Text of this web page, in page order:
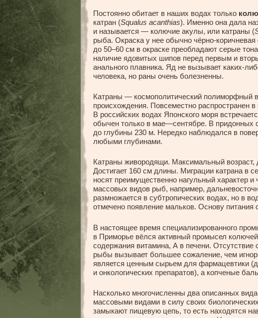
Постоянно обитает в наших водах только
катран (Squalus acanthias). Именно она дала
и называется — колючие акулы, или катраны (
рыба. Окраска у нее обычно чёрно-
до 50–60 см в окраске преобладают серые
наличие ядовитых шипов перед первым и
анального плавника. Яд не вызывает каких-
человека, но раны очень болезненны.
Катраны — космополитический полиморфный
происхождения. Повсеместно распространен в
В российских водах Японского моря
обычен только в мае—сентябре. В придонных
до глубины 230 м. Нередко наблюдался в
любыми глубинами.
Катраны живородящи. Максимальный возраст,
Достигает 160 см длины. Миграции катрана в
носят преимущественно нагульный характер
массовых видов рыб, например,
размножается в субтропических водах, но в
отмечено появление мальков. Основу
В настоящее время специализированного
в Приморье вёлся активный промысел
содержания витамина, А в печени. Отсутствие
рыбы вызывает большее сожаление, чем
является ценным сырьем для фармацевтики
и онкологических препаратов), а копченые
Насколько многочисленны два описанных
массовыми видами в силу своих
замыкают пищевую цепь, то есть находятся